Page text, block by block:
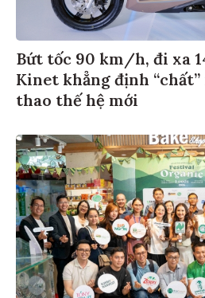
Bứt tốc 90 km/h, đi xa
Kinet khẳng định
thao thế hệ mới